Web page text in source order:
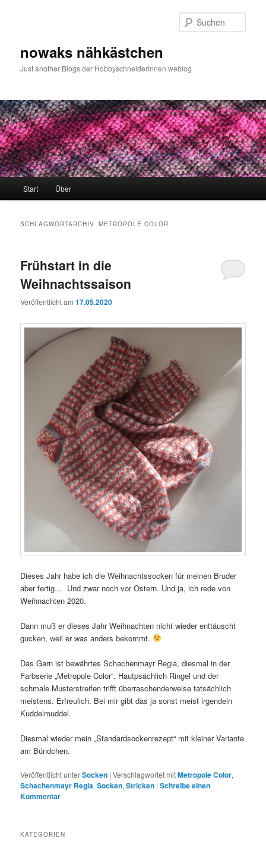
nowaks nähkästchen
Just another Blogs der Hobbyschneiderinnen weblog
Start Über
SCHLAGWORTARCHIV:METROPOLE COLOR
Frühstart in die
Weihnachtssaison
Veröffentlicht am17.05.2020
Dieses Jahr habe ich die Weihnachtssocken für meinen Bruder
aber fertig… Und zwar noch vor Ostern. Und ja, ich rede von
Weihnachten 2020.
Dann muß er dieses Jahr Weihnachten nicht wieder enttäuscht
gucken, weil er was anders bekommt.
Das Garn ist bewährtes Schachenmayr Regia, diesmal in der
Farbserie „Metropole Color“. Hautpsächlich Ringel und der
schmale Musterstreifen trifft überraschenderweise tatsächlich
meistens. Erfreulich. Bei mir gibt das ja sonst meist irgendein
Kuddelmuddel.
Diesmal wieder mein „Standardsockenrezept“ mit kleiner Variante
am Bündchen.
Veröffentlicht unterSocken |Verschlagwortet mitMetropole Color,
Schachenmayr Regia,Socken,Stricken |Schreibe einen
Kommentar
KATEGORIEN